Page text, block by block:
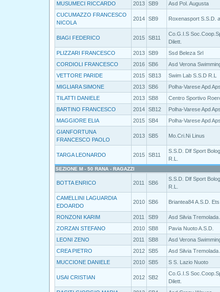
MUSUMECI RICCARDO 2013 SB9
Asd Pol. Augusta
CUCUMAZZO FRANCESCO
NICOLA
2014 SB9 Roxenasport S.S.D.
BIAGI FEDERICO 2015 SB11
Co.G.I.S
Dilett.
PLIZZARI FRANCESCO
2013 SB9
Ssd Beleza Srl
CORDIOLI FRANCESCO
2016 SB6
Asd Verona
VETTORE PARIDE
2015 SB13
Swim Lab S.S.D R.L
MIGLIARA SIMONE
2013 SB6
Polha-Varese Apd
TILATTI DANIELE
2013 SB8
Centro Sportivo
BARTINO FRANCESCO
2014 SB12
Polha-Varese Apd
MAGGIORE ELIA
2015 SB4
Polha-Varese Apd
GIANFORTUNA
FRANCESCO PAOLO
2013 SB5 Mo.Cri.Ni Linus
TARGA LEONARDO 2015 SB11
S.S.D. Dlf Sport
R.L.
SEZIONE M - 50 RANA - RAGAZZI
BOTTA ENRICO 2011 SB6
S.S.D. Dlf Sport
R.L.
CAMELLINI LAGUARDIA
EDOARDO
2010 SB6 Briantea84 A.S.D. Ets
RONZONI KARIM 2011 SB9
Asd Silvia Tremolada
ZORZAN STEFANO
2010 SB8
Pavia Nuoto A.S.D.
LEONI ZENO
2011 SB8
Asd Verona
CREA PIETRO
2012 SB5
Asd Silvia Tremolada
MUCCIONE DANIELE
2010 SB5 S S. Lazio Nuoto
USAI CRISTIAN 2012 SB2
Co.G.I.S
Dilett.